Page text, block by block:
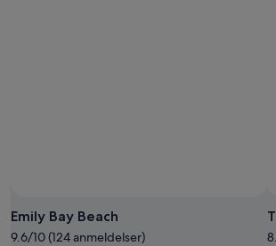
Emily Bay Beach
9.6/10 (124 anmeldelser)